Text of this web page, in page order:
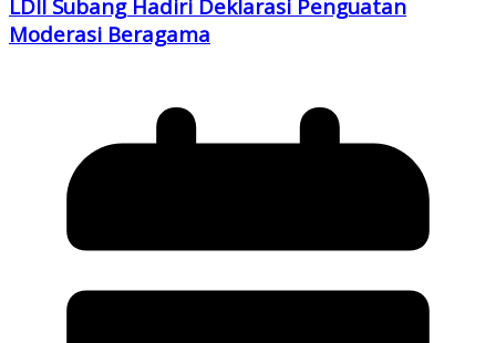
LDII Subang Hadiri Deklarasi Penguatan
Moderasi Beragama